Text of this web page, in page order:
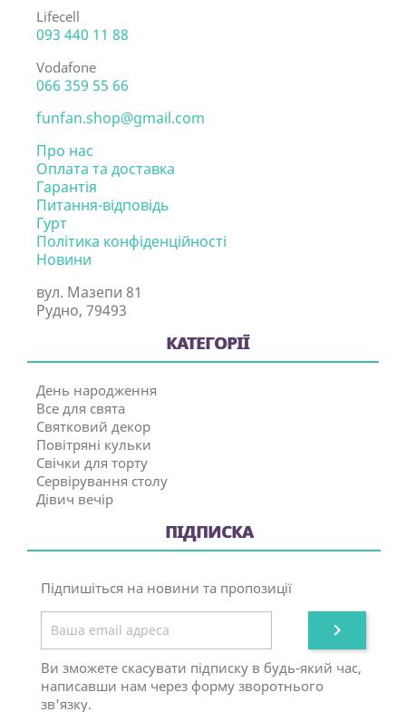
Lifecell
093 440 11 88
Vodafone
066 359 55 66
funfan.shop@gmail.com
Про нас
Оплата та доставка
Гарантія
Питання-відповідь
Гурт
Політика конфіденційності
Новини
вул. Мазепи 81
Рудно, 79493
КАТЕГОРІЇ
День народження
Все для свята
Святковий декор
Повітряні кульки
Свічки для торту
Сервірування столу
Дівич вечір
ПІДПИСКА
Підпишіться на новини та пропозиції

Ви зможете скасувати підписку в будь-який час,
написавши нам через форму зворотнього
зв'язку.